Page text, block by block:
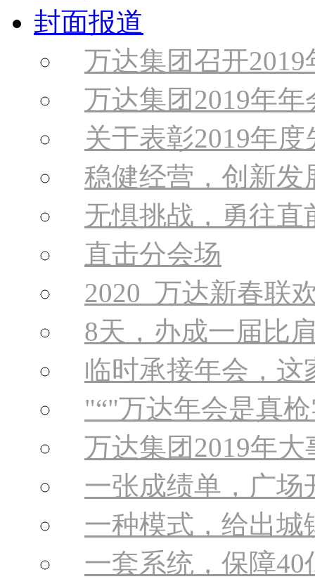
封面报道
万达集团召开
万达集团2019年
关于表彰2019年
稳健经营，创新发
无惧挑战，勇往直
直击分会场
2020 万达新春联
8天，办成一届比
临时承接年会，
“ 万达年会是真
万达集团2019年大
一张成绩单，广场
一种模式，给出城
一套系统，保障